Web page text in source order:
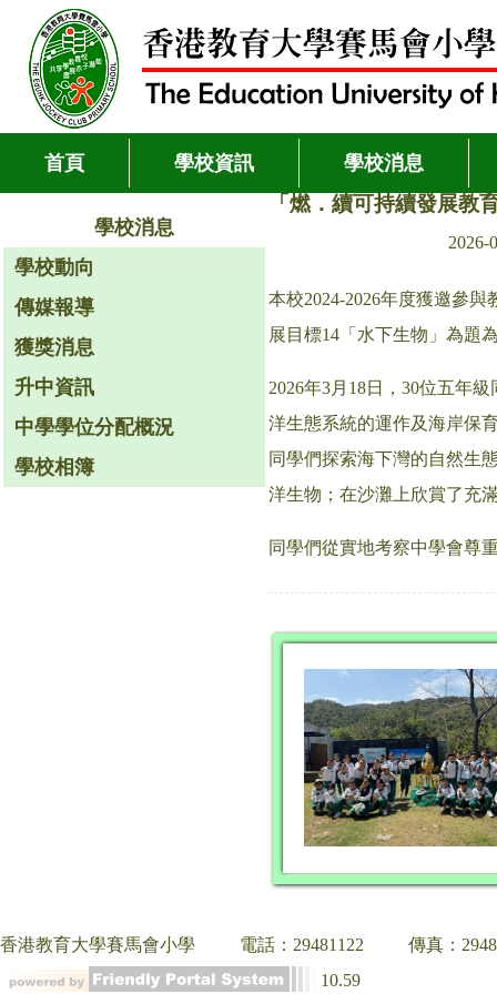
首頁 學校資訊 學校消息
學校消息
學校動向
傳媒報導
獲獎消息
升中資訊
中學學位分配概況
學校相簿
「燃．續可持續發展教
2026-
本校2024-2026年度獲邀參
展目標14「水下生物」為題
2026年3月18日，30位五年
洋生態系統的運作及海岸保
同學們探索海下灣的自然生
洋生物；在沙灘上欣賞了充
同學們從實地考察中學會尊
香港教育大學賽馬會小學 電話：29481122
傳真：
10.59